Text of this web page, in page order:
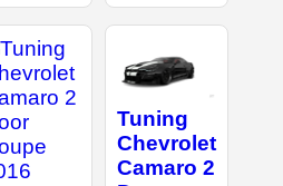
Tuning
Chevrolet
Camaro 2